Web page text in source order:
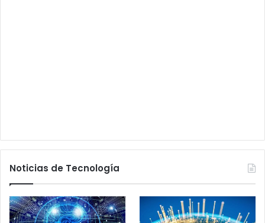
Noticias de Tecnología